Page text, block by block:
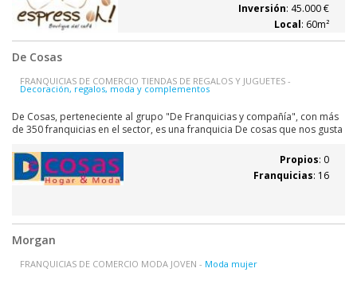
Inversión: 45.000 €
Local: 60m²
De Cosas
FRANQUICIAS DE COMERCIO TIENDAS DE REGALOS Y JUGUETES -
Decoración, regalos, moda y complementos
De Cosas, perteneciente al grupo "De Franquicias y compañía", con más
de 350 franquicias en el sector, es una franquicia De cosas que nos gusta
sugerentes que forman Hogar de la Moda Casual e informal que
vestimos.
Propios: 0
Franquicias: 16
Morgan
FRANQUICIAS DE COMERCIO MODA JOVEN - Moda mujer